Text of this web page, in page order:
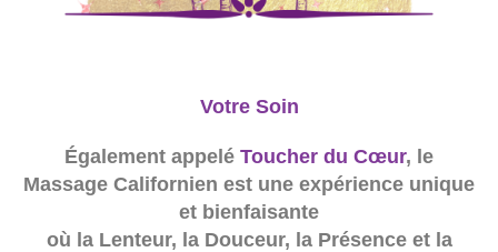
Votre Soin
Également appelé Toucher du Cœur, le
Massage Californien est une expérience unique
et bienfaisante
où la Lenteur, la Douceur, la Présence et la